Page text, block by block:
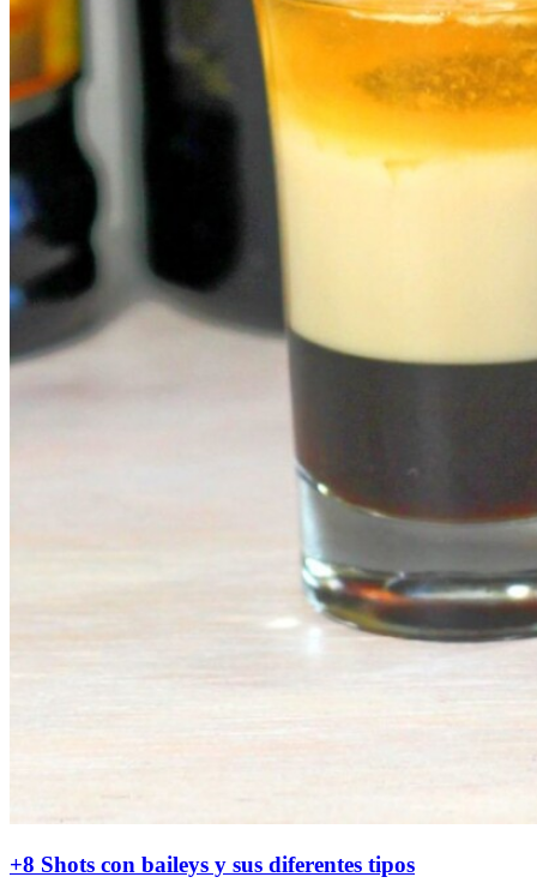
+8 Shots con baileys y sus diferentes tipos